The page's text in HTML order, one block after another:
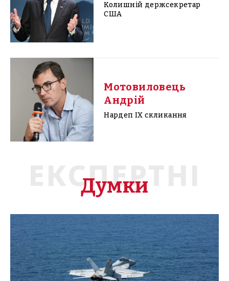
Колишній держсекретар
США
Мотовиловець
Андрій
Нардеп IX скликання
ЕКСПЕРТНІ
Думки